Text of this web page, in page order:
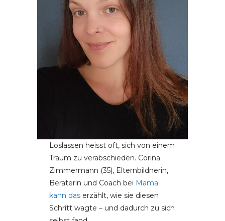
Loslassen heisst oft, sich von einem
Traum zu verabschieden. Corina
Zimmermann (35), Elternbildnerin,
Beraterin und Coach bei Mama
kann das erzählt, wie sie diesen
Schritt wagte – und dadurch zu sich